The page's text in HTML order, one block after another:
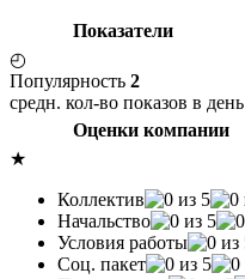
Показатели
◴
Популярность 2
средн. кол-во показов в день
Оценки компании
★
Коллектив
Начальство
Условия работы
Соц. пакет